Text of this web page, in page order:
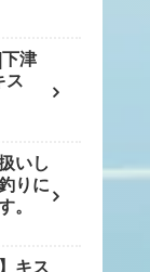
津
ス
いし
りに
。
キス